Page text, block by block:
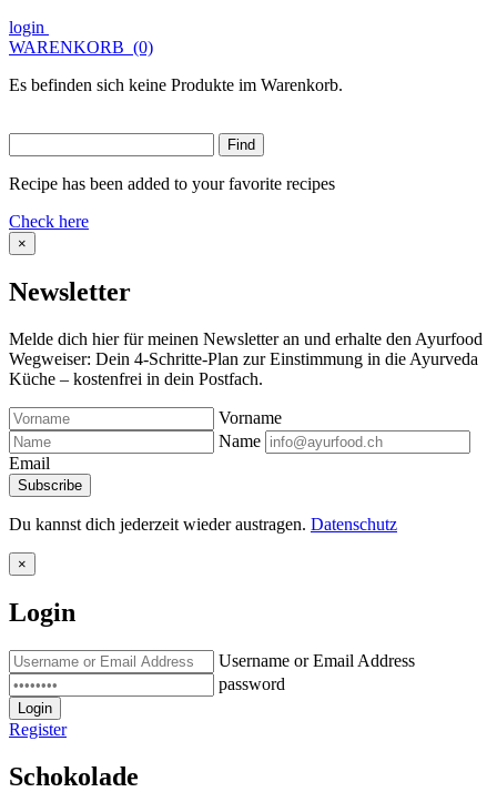
login
WARENKORB (0)
Es befinden sich keine Produkte im Warenkorb.
Recipe has been added to your favorite recipes
Check here
×
Newsletter
Melde dich hier für meinen Newsletter an und erhalte den Ayurfood
Wegweiser: Dein 4-Schritte-Plan zur Einstimmung in die Ayurveda
Küche – kostenfrei in dein Postfach.
Vorname
Name
Email
Du kannst dich jederzeit wieder austragen. Datenschutz
×
Login
Username or Email Address
password
Login
Register
Schokolade